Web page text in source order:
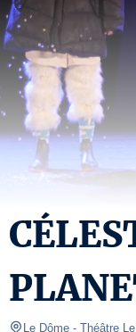
Le Dôme - Théâtre